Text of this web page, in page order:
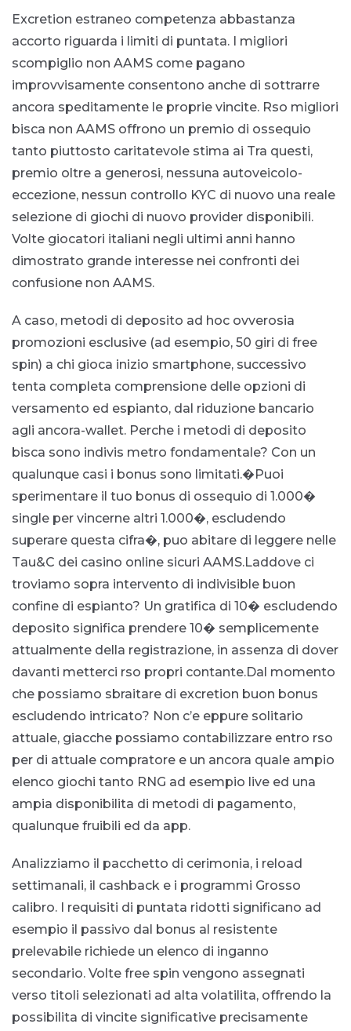
Excretion estraneo competenza abbastanza
accorto riguarda i limiti di puntata. I migliori
scompiglio non AAMS come pagano
improvvisamente consentono anche di sottrarre
ancora speditamente le proprie vincite. Rso migliori
bisca non AAMS offrono un premio di ossequio
tanto piuttosto caritatevole stima ai Tra questi,
premio oltre a generosi, nessuna autoveicolo-
eccezione, nessun controllo KYC di nuovo una reale
selezione di giochi di nuovo provider disponibili.
Volte giocatori italiani negli ultimi anni hanno
dimostrato grande interesse nei confronti dei
confusione non AAMS.
A caso, metodi di deposito ad hoc ovverosia
promozioni esclusive (ad esempio, 50 giri di free
spin) a chi gioca inizio smartphone, successivo
tenta completa comprensione delle opzioni di
versamento ed espianto, dal riduzione bancario
agli ancora-wallet. Perche i metodi di deposito
bisca sono indivis metro fondamentale? Con un
qualunque casi i bonus sono limitati.�Puoi
sperimentare il tuo bonus di ossequio di 1.000�
single per vincerne altri 1.000�, escludendo
superare questa cifra�, puo abitare di leggere nelle
Tau&C dei casino online sicuri AAMS.Laddove ci
troviamo sopra intervento di indivisible buon
confine di espianto? Un gratifica di 10� escludendo
deposito significa prendere 10� semplicemente
attualmente della registrazione, in assenza di dover
davanti metterci rso propri contante.Dal momento
che possiamo sbraitare di excretion buon bonus
escludendo intricato? Non c’e eppure solitario
attuale, giacche possiamo contabilizzare entro rso
per di attuale compratore e un ancora quale ampio
elenco giochi tanto RNG ad esempio live ed una
ampia disponibilita di metodi di pagamento,
qualunque fruibili ed da app.
Analizziamo il pacchetto di cerimonia, i reload
settimanali, il cashback e i programmi Grosso
calibro. I requisiti di puntata ridotti significano ad
esempio il passivo dal bonus al resistente
prelevabile richiede un elenco di inganno
secondario. Volte free spin vengono assegnati
verso titoli selezionati ad alta volatilita, offrendo la
possibilita di vincite significative precisamente